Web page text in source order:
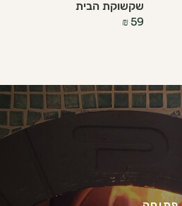
שקשוקת הבית
₪ 59